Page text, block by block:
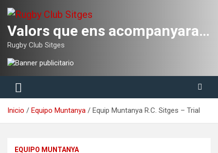
contenido
Valors que ens acompanyaran tota la vida
Rugby Club Sitges
Inicio Equipo Muntanya Equip Muntanya R.C. Sitges – Trial
EQUIPO MUNTANYA